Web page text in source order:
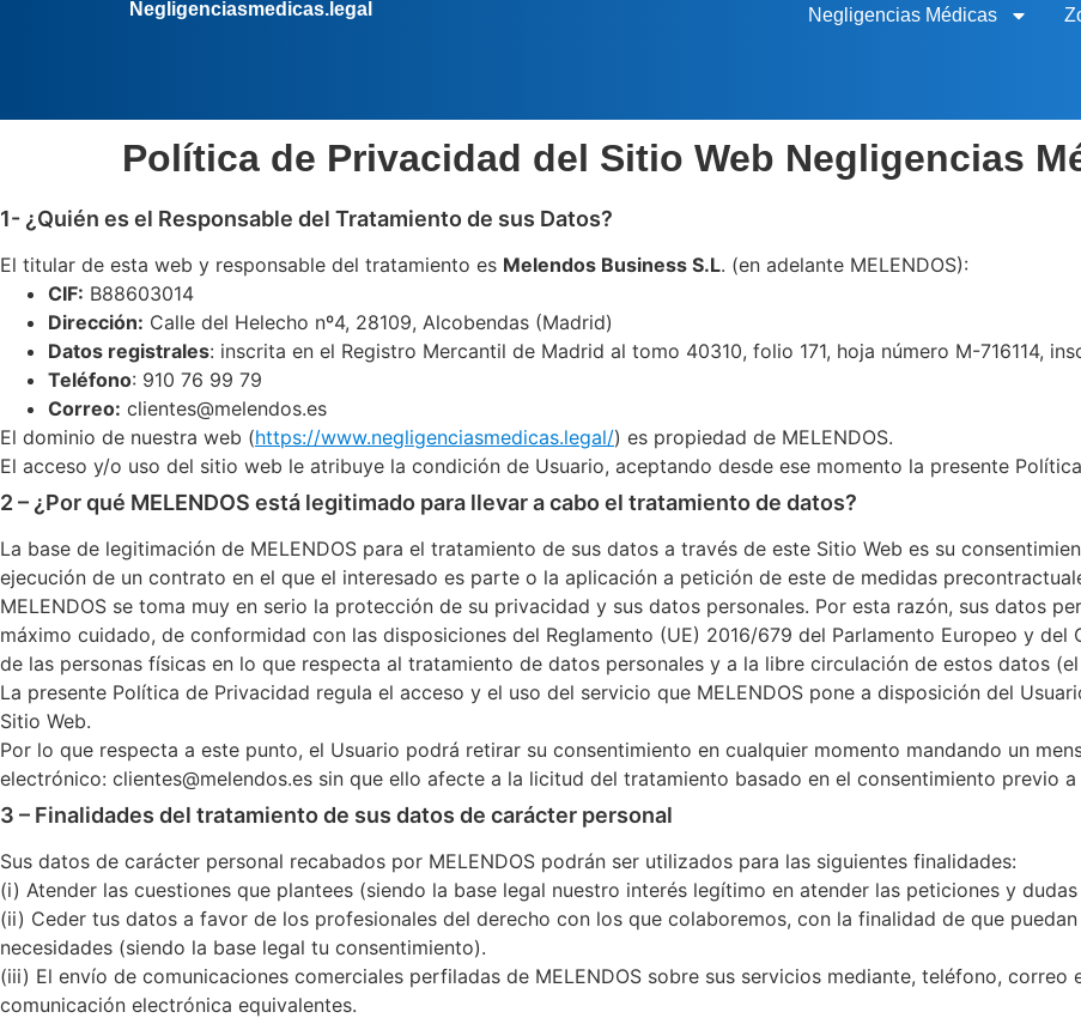
Negligenciasmedicas.legal Negligencias Médicas
Política de Privacidad del Sitio Web Negligencias
1- ¿Quién es el Responsable del Tratamiento de sus Datos?
El titular de esta web y responsable del tratamiento es Melendos Business S.L. (en adelante MELENDOS):
CIF: B88603014
Dirección: Calle del Helecho nº4, 28109, Alcobendas (Madrid)
Datos registrales: inscrita en el Registro Mercantil de Madrid al tomo 40310, folio 171, hoja número M-716114,
Teléfono: 910 76 99 79
Correo: clientes@melendos.es
El dominio de nuestra web (https://www.negligenciasmedicas.legal/) es propiedad de MELENDOS.
El acceso y/o uso del sitio web le atribuye la condición de Usuario, aceptando desde ese momento la presente
2 – ¿Por qué MELENDOS está legitimado para llevar a cabo el tratamiento de datos?
La base de legitimación de MELENDOS para el tratamiento de sus datos a través de este Sitio Web es su
ejecución de un contrato en el que el interesado es parte o la aplicación a petición de este de medidas
MELENDOS se toma muy en serio la protección de su privacidad y sus datos personales. Por esta razón, sus datos
máximo cuidado, de conformidad con las disposiciones del Reglamento (UE) 2016/679 del Parlamento Europeo y
de las personas físicas en lo que respecta al tratamiento de datos personales y a la libre circulación de estos datos
La presente Política de Privacidad regula el acceso y el uso del servicio que MELENDOS pone a disposición del
Sitio Web.
Por lo que respecta a este punto, el Usuario podrá retirar su consentimiento en cualquier momento mandando un
electrónico: clientes@melendos.es sin que ello afecte a la licitud del tratamiento basado en el consentimiento previo a
3 – Finalidades del tratamiento de sus datos de carácter personal
Sus datos de carácter personal recabados por MELENDOS podrán ser utilizados para las siguientes finalidades:
(i) Atender las cuestiones que plantees (siendo la base legal nuestro interés legítimo en atender las peticiones y
(ii) Ceder tus datos a favor de los profesionales del derecho con los que colaboremos, con la finalidad de que
necesidades (siendo la base legal tu consentimiento).
(iii) El envío de comunicaciones comerciales perfiladas de MELENDOS sobre sus servicios mediante, teléfono,
comunicación electrónica equivalentes.